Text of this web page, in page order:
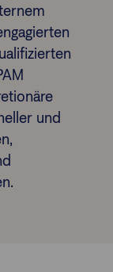
und